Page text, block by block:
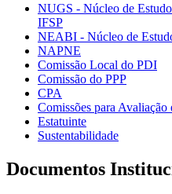
NUGS - Núcleo de
IFSP
NEABI - Núcleo de
NAPNE
Comissão Local do PDI
Comissão do PPP
CPA
Comissões para
Estatuinte
Sustentabilidade
Documentos